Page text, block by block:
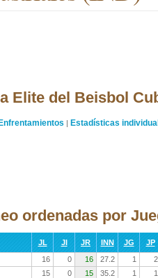
Elite del Beisbol
Enfrentamientos | Estadísticas
ordenadas por
JL JI JR INN JG JP
16 0 16 27.2 1 2
15 0 15 35.2 1 1